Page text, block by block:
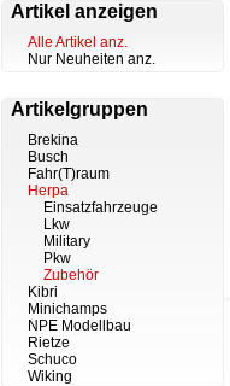
Artikel anzeigen
Alle Artikel anz.
Nur Neuheiten anz.
Artikelgruppen
Brekina
Busch
Fahr(T)raum
Herpa
Einsatzfahrzeuge
Lkw
Military
Pkw
Zubehör
Kibri
Minichamps
NPE Modellbau
Rietze
Schuco
Wiking